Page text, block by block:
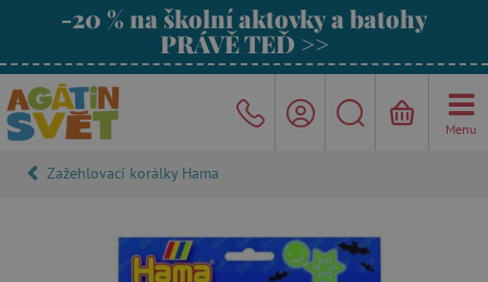
-20 % na školní aktovky a batohy
PRÁVĚ TEĎ >>
Menu
Zažehlovací korálky Hama